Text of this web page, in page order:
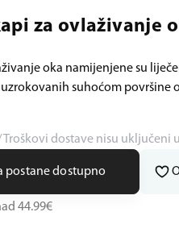
za ovlaživanje
oka namijenjene su
suhoćom površine
Troškovi dostave nisu uključeni
postane dostupno
44.99€